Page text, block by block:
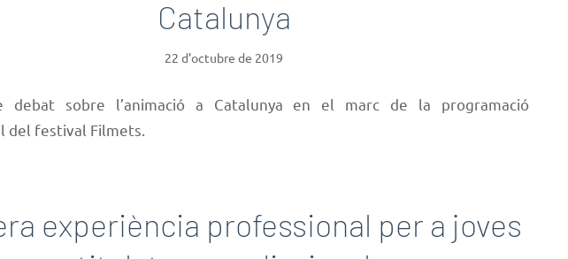
Catalunya
22 d'octubre de 2019
debat sobre l’animació a Catalunya en el marc de la programació
del festival Filmets.
experiència professional per a joves